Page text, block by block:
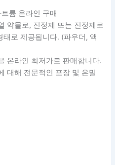
륨 온라인 구매
약물로, 진정제 또는 진정제로
로 제공됩니다. (파우더, 액
온라인 최저가로 판매합니다.
대해 전문적인 포장 및 은밀